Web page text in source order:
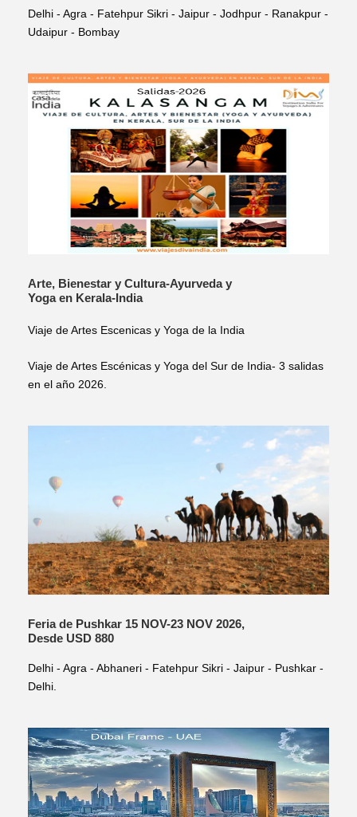
Delhi - Agra - Fatehpur Sikri - Jaipur - Jodhpur - Ranakpur -
Udaipur - Bombay
Arte, Bienestar y Cultura-Ayurveda y
Yoga en Kerala-India
Viaje de Artes Escenicas y Yoga de la India
Viaje de Artes Escénicas y Yoga del Sur de India- 3 salidas
en el año 2026.
Feria de Pushkar 15 NOV-23 NOV 2026,
Desde USD 880
Delhi - Agra - Abhaneri - Fatehpur Sikri - Jaipur - Pushkar -
Delhi.